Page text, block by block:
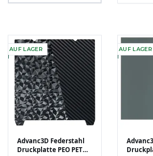
AUF LAGER
Advanc3D Federstahl
Druckplatte PEO PET
AUF LAGER